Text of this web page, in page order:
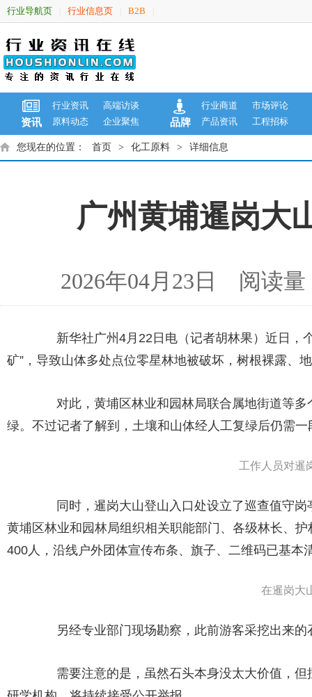
行业导航页 行业信息页 B2B
资讯
行业资讯
高端访谈
原料动态
企业聚焦 品牌
行业商道
市场评论
产品资讯
工程招标
您现在的位置： 首页 > 化工原料 > 详细信息
广州黄埔暹岗大
2026年04月23日 阅读
新华社广州4月22日电（记者胡林果）近日，个
矿”，导致山体多处点位零星林地被破坏，树根裸露、
对此，黄埔区林业和园林局联合属地街道等多
绿。不过记者了解到，土壤和山体经人工复绿后仍需
工作人员对暹岗
同时，暹岗大山登山入口处设立了巡查值守岗
黄埔区林业和园林局组织相关职能部门、各级林长、
400人，沿线户外团体宣传布条、旗子、二维码已基本
在暹岗大山
另经专业部门现场勘察，此前游客采挖出来的
需要注意的是，虽然石头本身没太大价值，但